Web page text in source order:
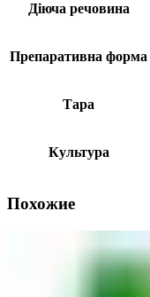
Діюча речовина
Препаративна форма
Тара
Культура
Похожие